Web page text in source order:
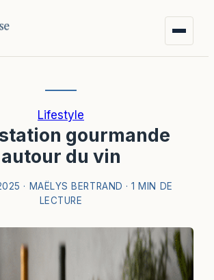
Lifestyle
gourmande
autour du vin
· MAËLYS BERTRAND · 1 MIN DE
LECTURE